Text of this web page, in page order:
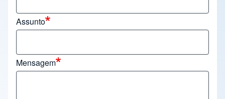
Assunto
Mensagem